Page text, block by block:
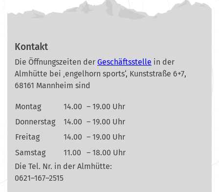
Kontakt
Die Öffnungszeiten der Geschäftsstelle in der
Almhütte bei ‚engelhorn sports‘, Kunststraße 6+7,
68161 Mannheim sind
Montag 14.00 – 19.00 Uhr
Donnerstag
14.00 – 19.00 Uhr
Freitag
14.00 – 19.00 Uhr
Samstag
11.00
– 18.00 Uhr
Die Tel. Nr. in der Almhütte:
0621–167–2515